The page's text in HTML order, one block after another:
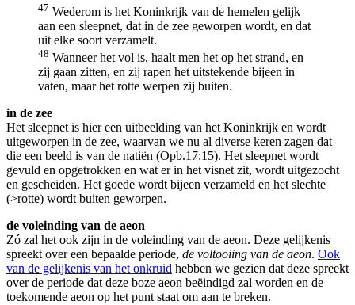
47 Wederom is het Koninkrijk van de hemelen gelijk
aan een sleepnet, dat in de zee geworpen wordt, en dat
uit elke soort verzamelt.
48 Wanneer het vol is, haalt men het op het strand, en
zij gaan zitten, en zij rapen het uitstekende bijeen in
vaten, maar het rotte werpen zij buiten.
in de zee
Het sleepnet is hier een uitbeelding van het Koninkrijk en wordt
uitgeworpen in de zee, waarvan we nu al diverse keren zagen dat
die een beeld is van de natiën (Opb.17:15). Het sleepnet wordt
gevuld en opgetrokken en wat er in het visnet zit, wordt uitgezocht
en gescheiden. Het goede wordt bijeen verzameld en het slechte
(>rotte) wordt buiten geworpen.
de voleinding van de aeon
Zó zal het ook zijn in de voleinding van de aeon. Deze gelijkenis
spreekt over een bepaalde periode, de voltooiing van de aeon. Ook
van de gelijkenis van het onkruid hebben we gezien dat deze spreekt
over de periode dat deze boze aeon beëindigd zal worden en de
toekomende aeon op het punt staat om aan te breken.